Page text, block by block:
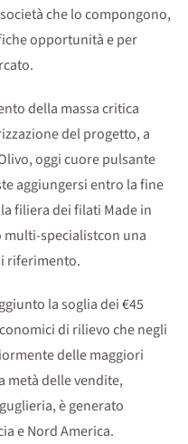
che lo compongono,
opportunità e per
della massa critica
del progetto, a
oggi cuore pulsante
aggiungersi entro la fine
filiera dei filati Made in
specialistcon una
riferimento.
la soglia dei €45
di rilievo che negli
delle maggiori
metà delle vendite,
è generato
e Nord America.